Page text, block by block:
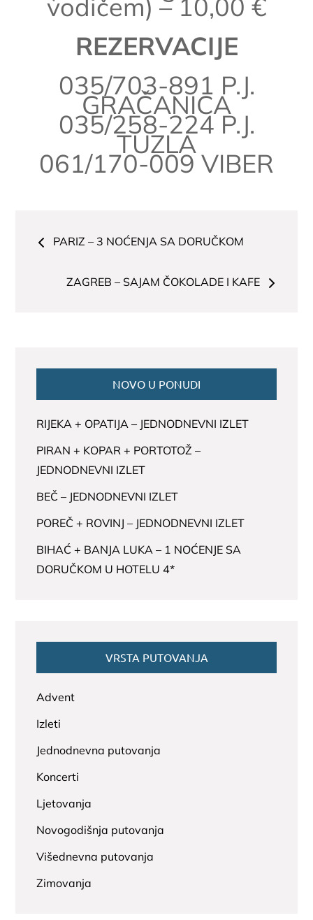
vodičem) – 10,00 €
REZERVACIJE
035/703-891 P.J.
GRAČANICA
035/258-224 P.J.
TUZLA
061/170-009 VIBER
Navigacija
članaka
PARIZ – 3 NOĆENJA SA DORUČKOM
ZAGREB – SAJAM ČOKOLADE I KAFE
NOVO U PONUDI
RIJEKA + OPATIJA – JEDNODNEVNI IZLET
PIRAN + KOPAR + PORTOTOŽ –
JEDNODNEVNI IZLET
BEČ – JEDNODNEVNI IZLET
POREČ + ROVINJ – JEDNODNEVNI IZLET
BIHAĆ + BANJA LUKA – 1 NOĆENJE SA
DORUČKOM U HOTELU 4*
VRSTA PUTOVANJA
Advent
Izleti
Jednodnevna putovanja
Koncerti
Ljetovanja
Novogodišnja putovanja
Višednevna putovanja
Zimovanja